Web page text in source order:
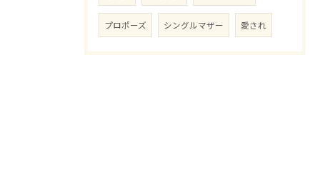
プロポーズ シングルマザー 愛され